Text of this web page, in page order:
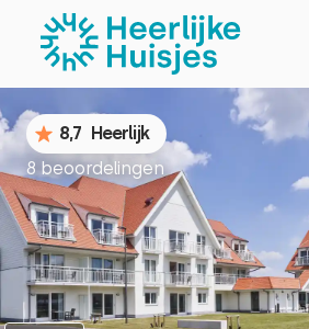
1
8,7 Heerlijk
8 beoordelingen